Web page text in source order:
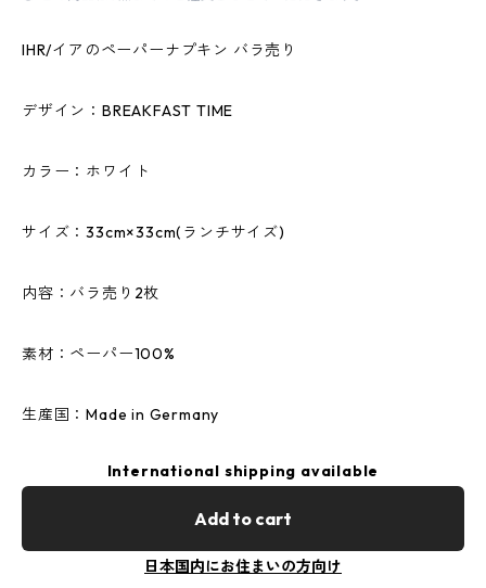
IHR/イアのペーパーナプキン バラ売り
デザイン：BREAKFAST TIME
カラー：ホワイト
サイズ：33cm×33cm(ランチサイズ)
内容：バラ売り2枚
素材：ペーパー100%
生産国：Made in Germany
International shipping available
Add to cart
日本国内にお住まいの方向け